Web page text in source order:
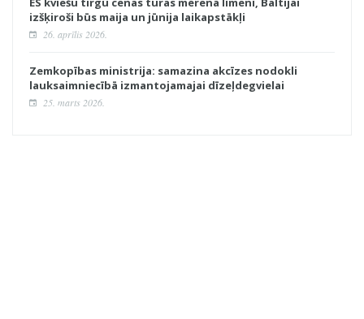
izšķiroši būs maija un jūnija laikapstākļi
26. aprīlis 2026.
Zemkopības ministrija: samazina akcīzes nodokli
lauksaimniecībā izmantojamajai dīzeļdegvielai
25. marts 2026.